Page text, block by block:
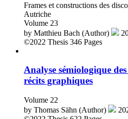
Frames et constructions des
Autriche
Volume 23
by Matthieu Bach (Author)
©2022 Thesis 346 Pages
Analyse sémiologique
récits graphiques
Volume 22
by Thomas Sähn (Author)